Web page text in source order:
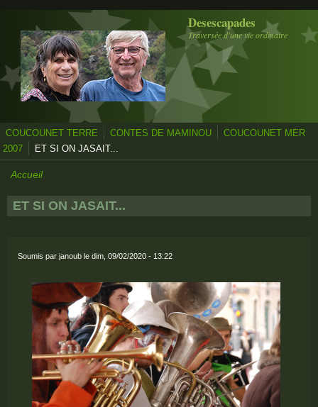
Aller au contenu principal Desescapades
Traversée d'une vie ordinaire
COUCOUNET TERRE CONTES DE MAMINOU
COUCOUNET MER
2007
ET SI ON JASAIT...
Accueil
ET SI ON JASAIT...
Soumis par janoub le dim, 09/02/2020 - 13:22